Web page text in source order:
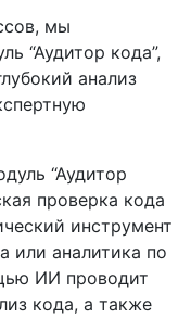
мы
“Аудитор кода”,
анализ
“Аудитор
проверка кода
инструмент
или аналитика по
ИИ проводит
кода, а также